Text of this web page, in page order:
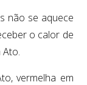
não se aquece
o calor de
vermelha em